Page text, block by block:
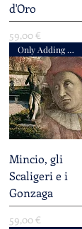
d'Oro
Prezzo
59,00 €
Only Adding Accompaniment
Mincio, gli
Scaligeri e i
Gonzaga
Prezzo
59,00 €